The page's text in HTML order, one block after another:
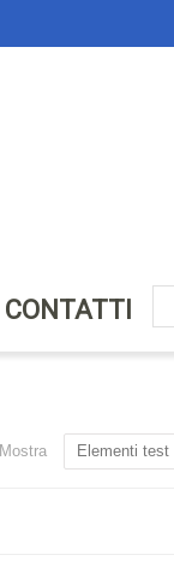
CONTATTI
Mostra Elementi test